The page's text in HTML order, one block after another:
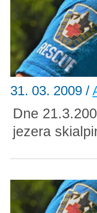
31. 03. 2009 /
Dne
jezera